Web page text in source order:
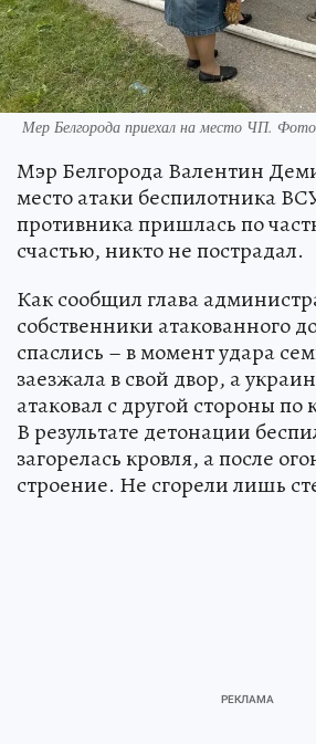
Мер Белгорода приехал на место ЧП.
Мэр Белгорода Валентин
место атаки беспилотника
противника пришлась по
счастью, никто не пострадал.
Как сообщил глава
собственники атакованного
спаслись – в момент удара
заезжала в свой двор, а
атаковал с другой стороны
В результате детонации
загорелась кровля, а после
строение. Не сгорели лишь